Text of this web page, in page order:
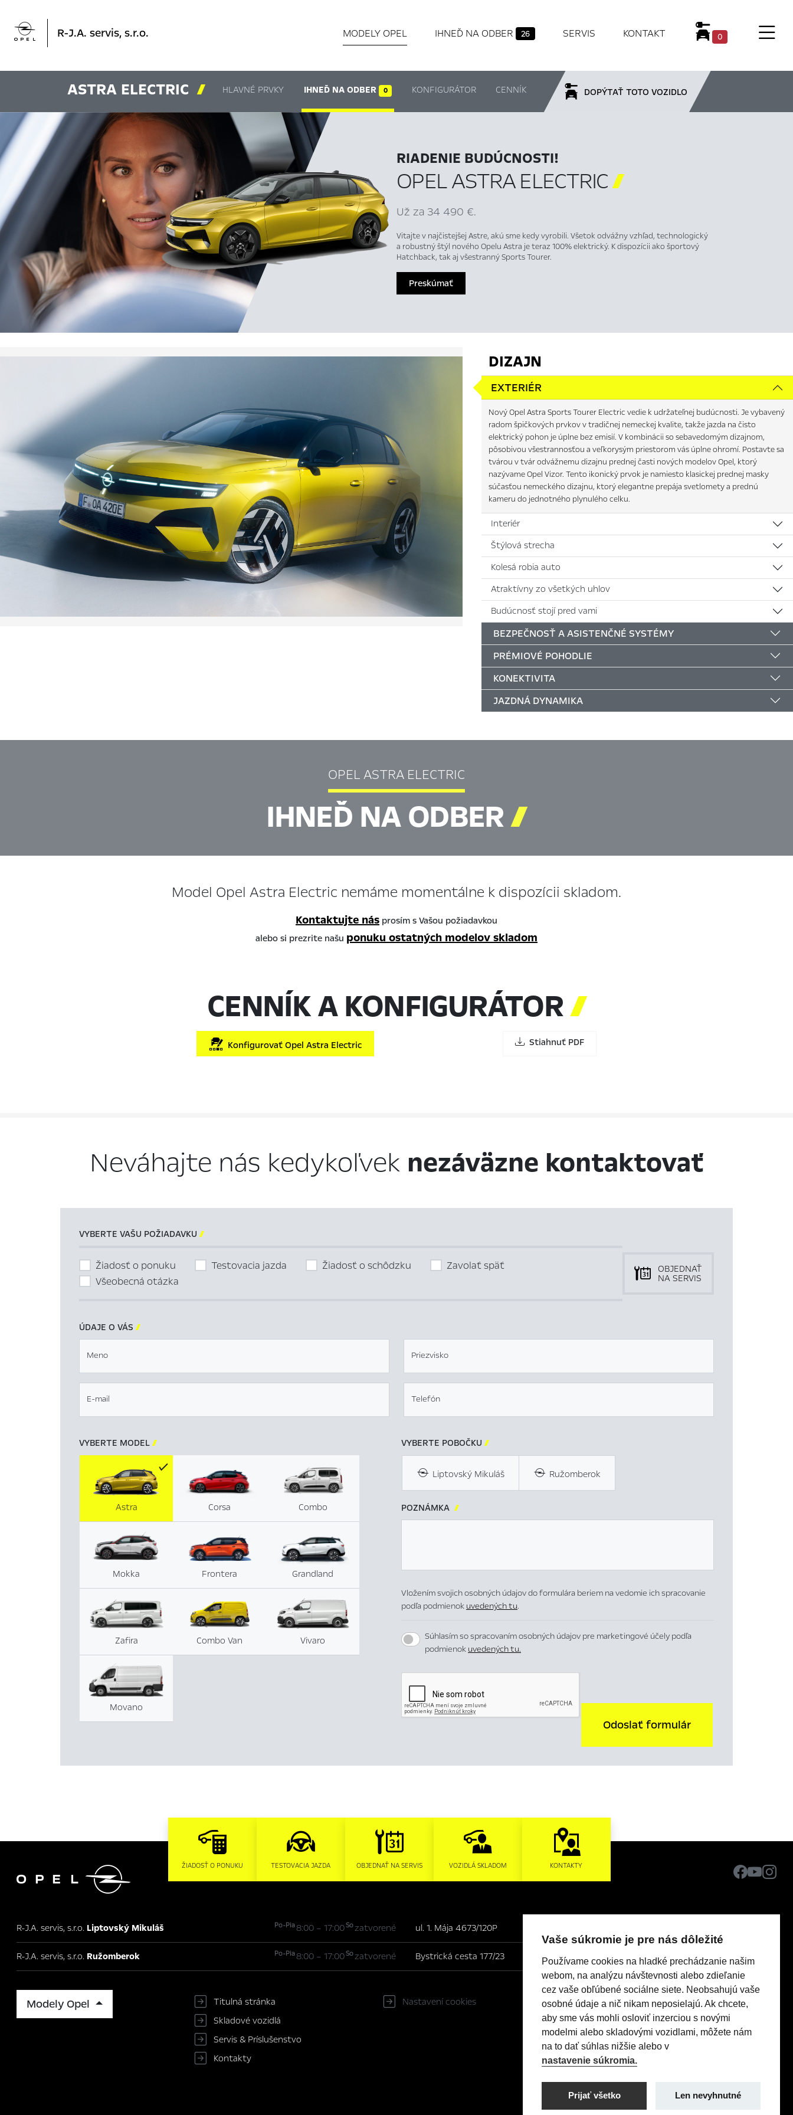
 R-J.A. servis, s.r.o. MODELY OPEL IHNEĎ NA ODBER 26 SERVIS KONTAKT 0
ASTRA ELECTRIC  HLAVNÉ PRVKY IHNEĎ NA ODBER 0 KONFIGURÁTOR CENNÍK DOPÝTAŤ TOTO VOZIDLO
RIADENIE BUDÚCNOSTI!
OPEL ASTRA ELECTRIC
Už za 34 490 €.
Vitajte v najčistejšej Astre, akú sme kedy vyrobili. Všetok odvážny vzhľad, technologický
a robustný štýl nového Opelu Astra je teraz 100% elektrický. K dispozícii ako športový
Hatchback, tak aj všestranný Sports Tourer.
Preskúmať
DIZAJN
EXTERIÉR
Nový Opel Astra Sports Tourer Electric vedie k udržateľnej budúcnosti. Je vybavený
radom špičkových prvkov v tradičnej nemeckej kvalite, takže jazda na čisto
elektrický pohon je úplne bez emisií. V kombinácii so sebavedomým dizajnom,
pôsobivou všestrannosťou a veľkorysým priestorom vás úplne ohromí. Postavte sa
tvárou v tvár odvážnemu dizajnu prednej časti nových modelov Opel, ktorý
nazývame Opel Vizor. Tento ikonický prvok je namiesto klasickej prednej masky
súčasťou nemeckého dizajnu, ktorý elegantne prepája svetlomety a prednú
kameru do jednotného plynulého celku.
Interiér
Štýlová strecha
Kolesá robia auto
Atraktívny zo všetkých uhlov
Budúcnosť stojí pred vami
BEZPEČNOSŤ A ASISTENČNÉ SYSTÉMY
PRÉMIOVÉ POHODLIE
KONEKTIVITA
JAZDNÁ DYNAMIKA
OPEL ASTRA ELECTRIC
IHNEĎ NA ODBER
Model Opel Astra Electric nemáme momentálne k dispozícii skladom.
Kontaktujte nás prosím s Vašou požiadavkou
alebo si prezrite našu ponuku ostatných modelov skladom
CENNÍK A KONFIGURÁTOR
Konfigurovať Opel Astra Electric Stiahnuť PDF
Neváhajte nás kedykoľvek nezáväzne kontaktovať
VYBERTE VAŠU POŽIADAVKU 
Žiadosť o ponuku Testovacia jazda Žiadosť o schôdzku
Zavolať späť
Všeobecná otázka
OBJEDNAŤ
NA SERVIS
ÚDAJE O VÁS 
Meno Priezvisko
E-mail Telefón
VYBERTE MODEL 
Corsa Combo
Astra
Mokka Frontera Grandland
Zafira Combo Van Vivaro
Movano
VYBERTE POBOČKU 
Liptovský Mikuláš Ružomberok
POZNÁMKA 
Vložením svojich osobných údajov do formulára beriem na vedomie ich spracovanie
podľa podmienok uvedených tu.
Súhlasím so spracovaním osobných údajov pre marketingové účely podľa
podmienok uvedených tu.
Odoslať formulár
 ŽIADOSŤ O PONUKU TESTOVACIA JAZDA OBJEDNAŤ NA SERVIS VOZIDLÁ SKLADOM KONTAKTY
R-J.A. servis, s.r.o. Liptovský Mikuláš Po-Pia8:00 – 17:00Sozatvorené ul. 1. Mája 4673/120P
R-J.A. servis, s.r.o. Ružomberok Po-Pia8:00 – 17:00Sozatvorené Bystrická cesta 177/23
Modely Opel
Titulná stránka
Skladové vozidlá
Servis & Príslušenstvo
Kontakty
Nastavení cookies Realizácia 2025Comin.cz, s.r.o.&lead management GROWITO
Vaše súkromie je pre nás dôležité
Používame cookies na hladké prechádzanie našim
webom, na analýzu návštevnosti alebo zdieľanie
cez vaše obľúbené sociálne siete. Neobsahujú vaše
osobné údaje a nič nikam neposielajú. Ak chcete,
aby sme vás mohli osloviť inzerciou s novými
modelmi alebo skladovými vozidlami, môžete nám
na to dať súhlas nižšie alebo v
nastavenie súkromia.
Prijať všetko Len nevyhnutné